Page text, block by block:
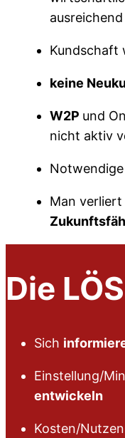
Kundschaft
keine
W2P und
nicht aktiv
Notwendige
Man verliert
Die
Sich
Einstellung/
entwickeln
Kosten/Nutzen